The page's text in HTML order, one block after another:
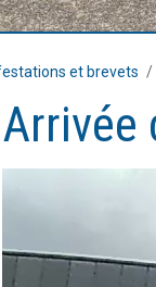
et brevets